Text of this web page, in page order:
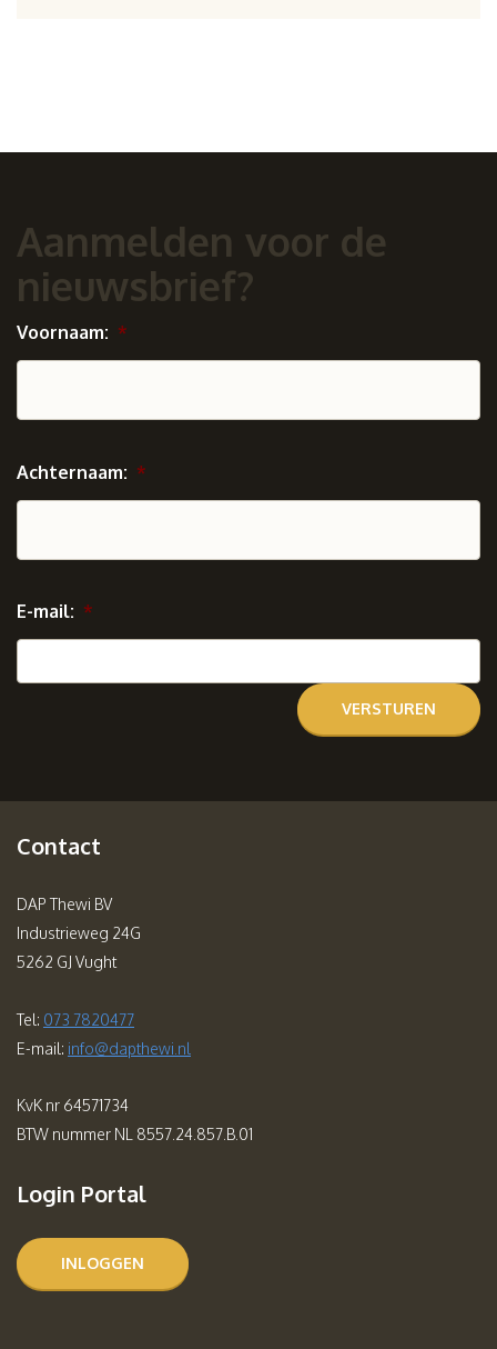
Aanmelden voor de
nieuwsbrief?
Voornaam: *
Achternaam: *
E-mail: *
Contact
DAP Thewi BV
Industrieweg 24G
5262 GJ Vught
Tel: 073 7820477
E-mail: info@dapthewi.nl
KvK nr 64571734
BTW nummer NL 8557.24.857.B.01
Login Portal
INLOGGEN